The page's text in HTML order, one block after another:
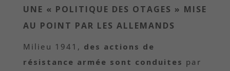
UNE « POLITIQUE DES OTAGES » MISE
AU POINT PAR LES ALLEMANDS
Milieu 1941, des actions de
résistance armée sont conduites par